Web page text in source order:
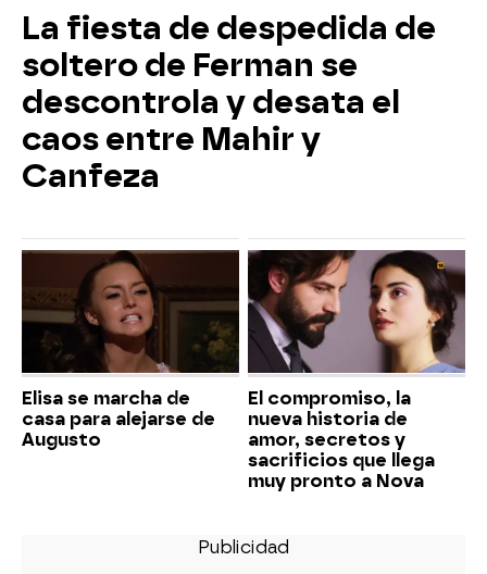
La fiesta de despedida de
soltero de Ferman se
descontrola y desata el
caos entre Mahir y
Canfeza
Elisa se marcha de
casa para alejarse de
Augusto
El compromiso, la
nueva historia de
amor, secretos y
sacrificios que llega
muy pronto a Nova